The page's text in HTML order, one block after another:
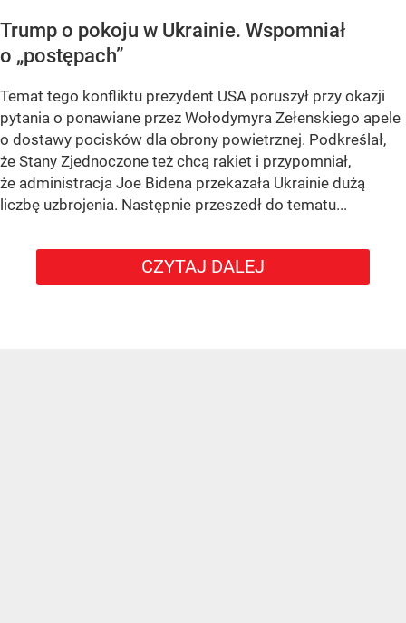
Trump o pokoju w Ukrainie. Wspomniał
o „postępach”
Temat tego konfliktu prezydent USA poruszył przy okazji
pytania o ponawiane przez Wołodymyra Zełenskiego apele
o dostawy pocisków dla obrony powietrznej. Podkreślał,
że Stany Zjednoczone też chcą rakiet i przypomniał,
że administracja Joe Bidena przekazała Ukrainie dużą
liczbę uzbrojenia. Następnie przeszedł do tematu...
CZYTAJ DALEJ